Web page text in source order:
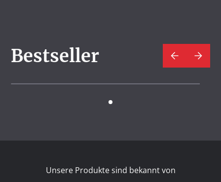
Bestseller
Unsere Produkte sind bekannt von